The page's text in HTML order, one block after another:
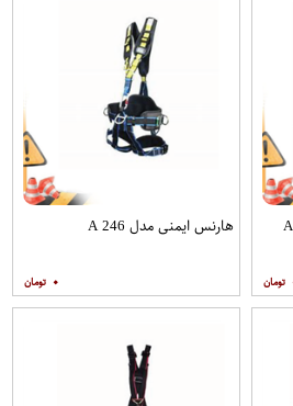
هارنس ایمنی البرز پوشش مدل A
هارنس ایمنی مدل A 246
۰